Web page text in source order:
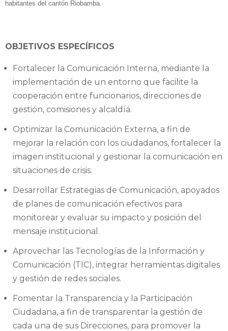
habitantes del cantón Riobamba.
OBJETIVOS ESPECÍFICOS
Fortalecer la Comunicación Interna, mediante la
implementación de un entorno que facilite la
cooperación entre funcionarios, direcciones de
gestión, comisiones y alcaldía.
Optimizar la Comunicación Externa, a fin de
mejorar la relación con los ciudadanos, fortalecer la
imagen institucional y gestionar la comunicación en
situaciones de crisis.
Desarrollar Estrategias de Comunicación, apoyados
de planes de comunicación efectivos para
monitorear y evaluar su impacto y posición del
mensaje institucional.
Aprovechar las Tecnologías de la Información y
Comunicación (TIC), integrar herramientas digitales
y gestión de redes sociales.
Fomentar la Transparencia y la Participación
Ciudadana, a fin de transparentar la gestión de
cada una de sus Direcciones, para promover la